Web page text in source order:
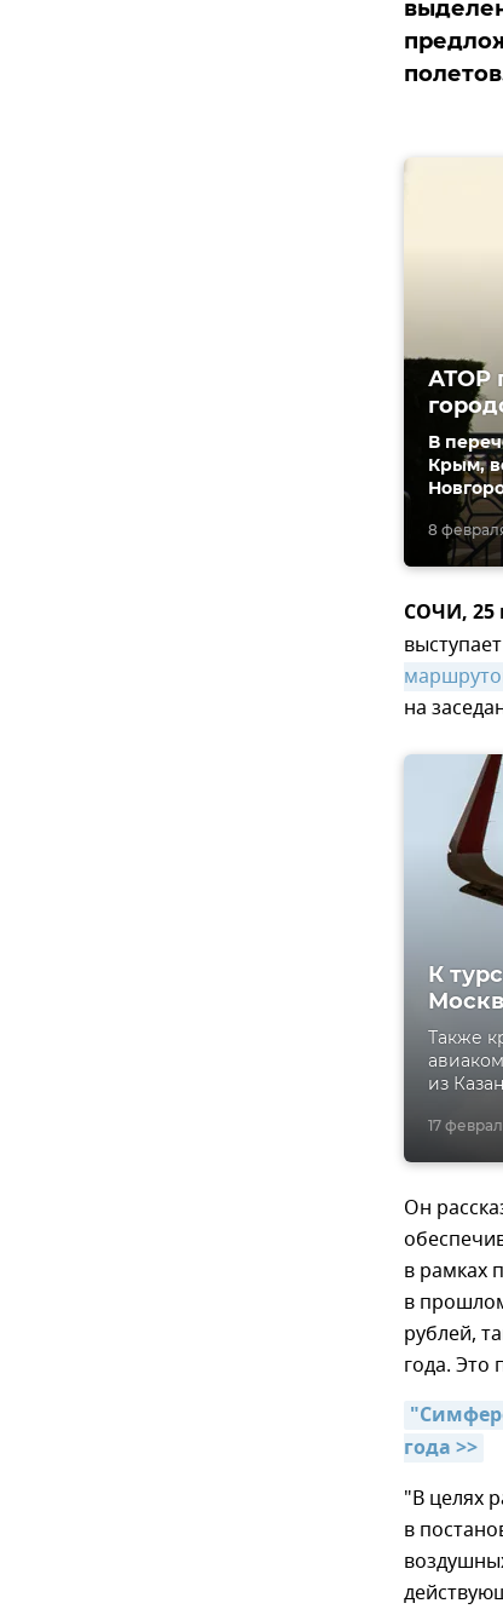
8
АТОР
В
Крым,
СОЧИ, 25
на
17
К
Также
из
Он
в рамках
в
рублей,
года. Это
года >>
"В целях
в